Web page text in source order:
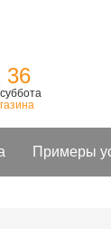
36
Примеры